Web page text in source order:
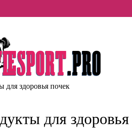
для здоровья почек
для